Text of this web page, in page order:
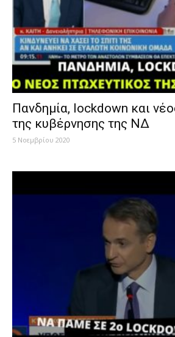
Πανδημία, lockdown και
της κυβέρνησης της ΝΔ
5 Νοεμβρίου 2020